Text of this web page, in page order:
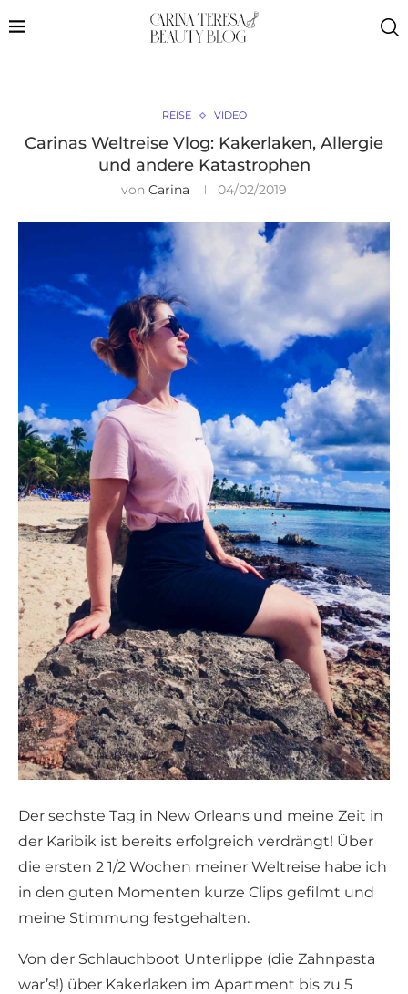
REISE VIDEO
Carinas Weltreise Vlog: Kakerlaken, Allergie
und andere Katastrophen
von Carina 04/02/2019
Der sechste Tag in New Orleans und meine Zeit in
der Karibik ist bereits erfolgreich verdrängt! Über
die ersten 2 1/2 Wochen meiner Weltreise habe ich
in den guten Momenten kurze Clips gefilmt und
meine Stimmung festgehalten.
Von der Schlauchboot Unterlippe (die Zahnpasta
war’s!) über Kakerlaken im Apartment bis zu 5